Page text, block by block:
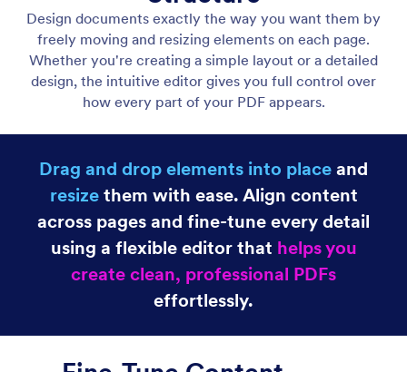
Layout Controls
Precision control over every part of your document.